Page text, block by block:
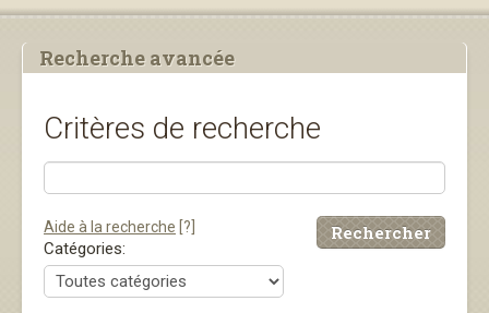
Recherche avancée
Critères de recherche
Aide à la recherche [?] Rechercher
Catégories: